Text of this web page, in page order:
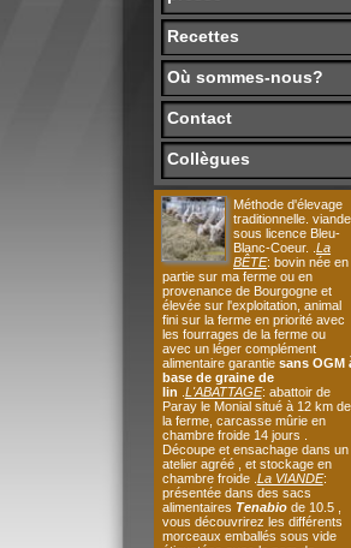
Où sommes-nous?
Contact
Collègues
Méthode d'élevage
traditionnelle. viande
sous licence Bleu-
Blanc-Coeur. .
BÊTE: bovin née en
partie sur ma ferme ou en
provenance de Bourgogne et
élevée sur l'exploitation, animal
fini sur la ferme en priorité avec
les fourrages de la ferme ou
avec un léger complément
alimentaire garantiesans OGM à
base de graine de
lin.L'ABATTAGE: abattoir de
Paray le Monial situé à 12 km de
la ferme, carcasse mûrie en
chambre froide 14 jours .
Découpe et ensachage dans un
atelier agréé , et stockage en
chambre froide .La VIANDE
présentée dans des sacs
alimentaires Tenabiode 10.5 ,
vous découvrirez les différents
morceaux emballés sous vide
étiquetées avec le nom de
l'atelier de découpe, le numéro de
l'animal, la nature et le poids du
morceau , mon nom ,adresse, le
pays de naissance, finition,
abattage , découpe, la catégorie
et la date d'emballage de la
viande